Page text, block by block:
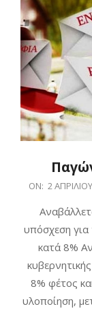
2021-
ON: 2
υπόσχεση
κατά 8%
8% φέτος
υλοποίηση,